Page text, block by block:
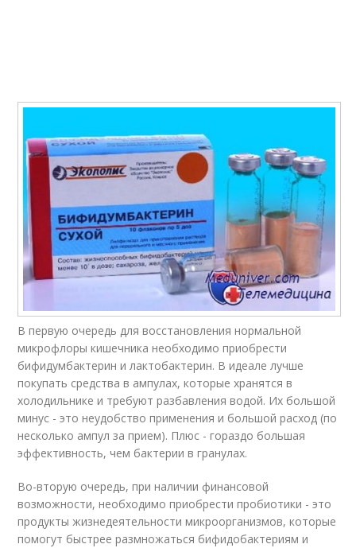
В первую очередь для восстановления нормальной
микрофлоры кишечника необходимо приобрести
бифидумбактерин и лактобактерин. В идеале лучше
покупать средства в ампулах, которые хранятся в
холодильнике и требуют разбавления водой. Их большой
минус - это неудобство применения и большой расход (по
несколько ампул за прием). Плюс - гораздо большая
эффективность, чем бактерии в гранулах.
Во-вторую очередь, при наличии финансовой
возможности, необходимо приобрести пробиотики - это
продукты жизнедеятельности микроорганизмов, которые
помогут быстрее размножаться бифидобактериям и